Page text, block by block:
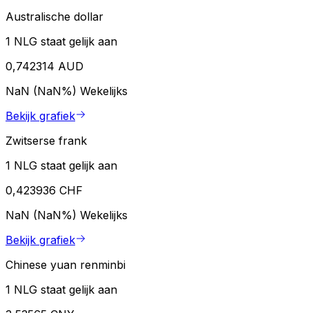
Australische dollar
1 NLG staat gelijk aan
0,742314 AUD
NaN (NaN%) Wekelijks
Bekijk grafiek
Zwitserse frank
1 NLG staat gelijk aan
0,423936 CHF
NaN (NaN%) Wekelijks
Bekijk grafiek
Chinese yuan renminbi
1 NLG staat gelijk aan